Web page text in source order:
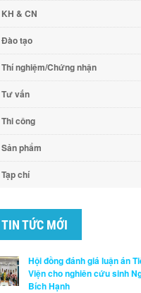
KH & CN
Đào tạo
Thí nghiệm/Chứng nhận
Tư vấn
Thi công
Sản phẩm
Tạp chí
TIN TỨC MỚI
Hội đồng đánh giá luận án
Viện cho nghiên cứu sinh
Bích Hạnh